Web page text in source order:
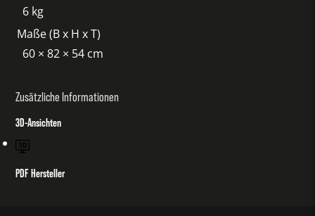
6 kg
Maße (B x H x T)
60 × 82 × 54 cm
Zusätzliche Informationen
3D-Ansichten
PDF Hersteller